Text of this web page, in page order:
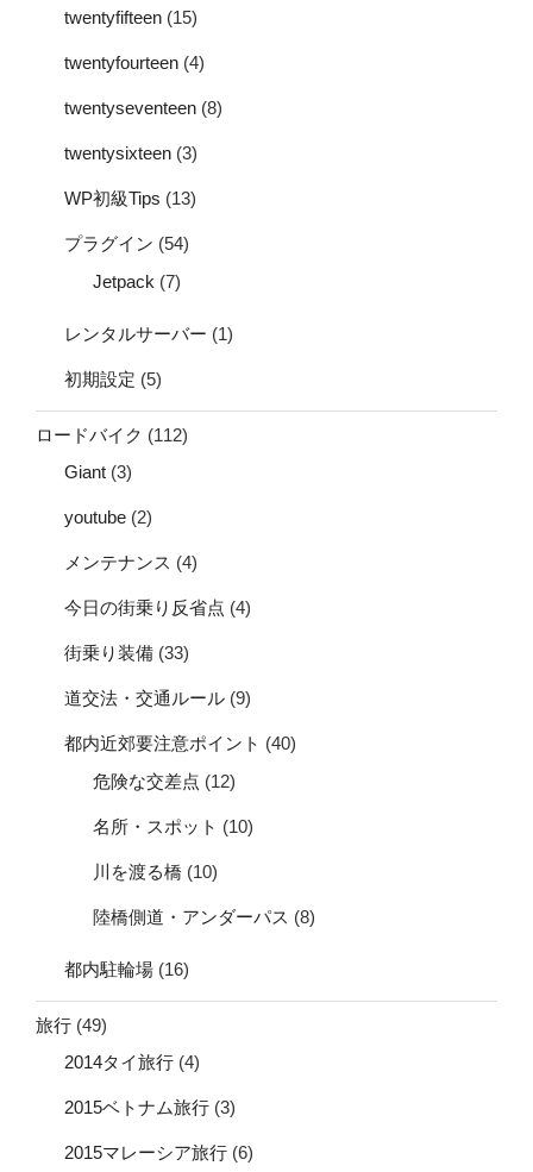
twentyfifteen (15)
twentyfourteen (4)
twentyseventeen (8)
twentysixteen (3)
WP初級Tips (13)
プラグイン (54)
Jetpack (7)
レンタルサーバー (1)
初期設定 (5)
ロードバイク (112)
Giant (3)
youtube (2)
メンテナンス (4)
今日の街乗り反省点 (4)
街乗り装備 (33)
道交法・交通ルール (9)
都内近郊要注意ポイント (40)
危険な交差点 (12)
名所・スポット (10)
川を渡る橋 (10)
陸橋側道・アンダーパス (8)
都内駐輪場 (16)
旅行 (49)
2014タイ旅行 (4)
2015ベトナム旅行 (3)
2015マレーシア旅行 (6)